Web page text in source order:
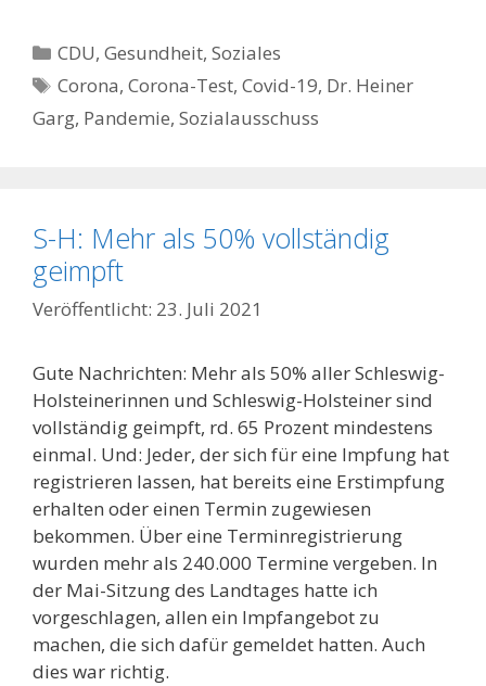
Kategorien
CDU,Gesundheit,Soziales
Schlagwörter
Corona,Corona-Test,Covid-19, Dr. Heiner
Garg, Pandemie, Sozialausschuss
S-H: Mehr als 50% vollständig
geimpft
23. Juli 2021
Gute Nachrichten: Mehr als 50% aller Schleswig-
Holsteinerinnen und Schleswig-Holsteiner sind
vollständig geimpft, rd. 65 Prozent mindestens
einmal. Und: Jeder, der sich für eine Impfung hat
registrieren lassen, hat bereits eine Erstimpfung
erhalten oder einen Termin zugewiesen
bekommen. Über eine Terminregistrierung
wurden mehr als 240.000 Termine vergeben. In
der Mai-Sitzung des Landtages hatte ich
vorgeschlagen, allen ein Impfangebot zu
machen, die sich dafür gemeldet hatten. Auch
dies war richtig.